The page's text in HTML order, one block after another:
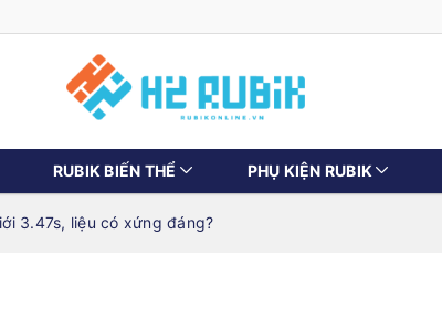
RUBIK BIẾN THỂ PHỤ KIỆN RUBIK
3.47s, liệu có xứng đáng?